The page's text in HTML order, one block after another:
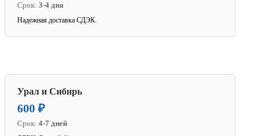
Срок: 3-4 дня
Надежная доставка СДЭК.
Урал и Сибирь
600 ₽
Срок: 4-7 дней